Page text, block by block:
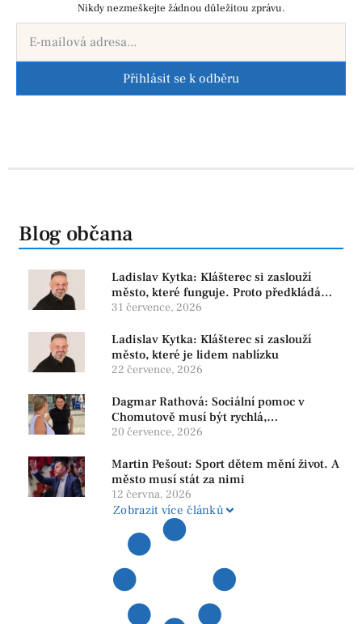
Nikdy nezmeškejte žádnou důležitou zprávu.
Přihlásit se k odběru
Blog občana
Ladislav Kytka: Klášterec si zaslouží
město, které funguje. Proto předkládáme
program, který řeší skutečné problémy
31 července, 2026
Ladislav Kytka: Klášterec si zaslouží
město, které je lidem nablízku
22 července, 2026
Dagmar Rathová: Sociální pomoc v
Chomutově musí být rychlá,
srozumitelná a férová. Ne udržovat lidi v
20 července, 2026
Martin Pešout: Sport dětem mění život. A
město musí stát za nimi
12 června, 2026
Zobrazit více článků